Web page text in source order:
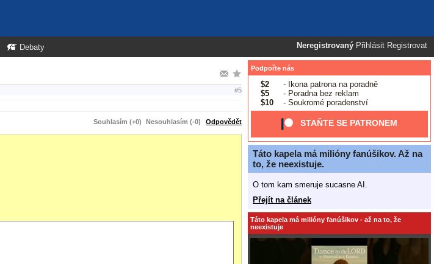
Neregistrovaný Přihlásit Registrovat
Debaty
#5
Souhlasím (+0) Nesouhlasím (-0) Odpovědět
Podpořte nás
$2
- Ikona patrona na poradně
$5
- Poradna bez reklam
$10
- Soukromé poradenství
STAŇTE SE PATRONEM
Táto kapela má milióny fanúšikov. Až na
to, že neexistuje.
O tom kam smeruje sucasne AI.
Přejít na článek
Táto kapela má milióny fanúšikov - až na to, že
neexistuje